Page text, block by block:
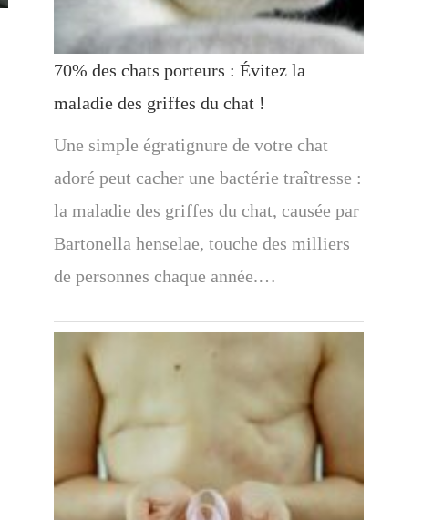
70% des chats porteurs : Évitez la
maladie des griffes du chat !
Une simple égratignure de votre chat
adoré peut cacher une bactérie traîtresse :
la maladie des griffes du chat, causée par
Bartonella henselae, touche des milliers
de personnes chaque année.…